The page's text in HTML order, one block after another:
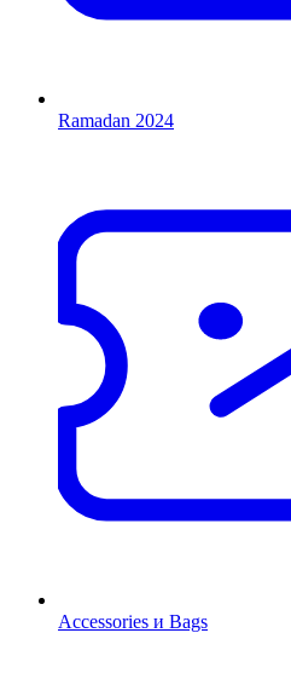
Ramadan 2024
Accessories и Bags